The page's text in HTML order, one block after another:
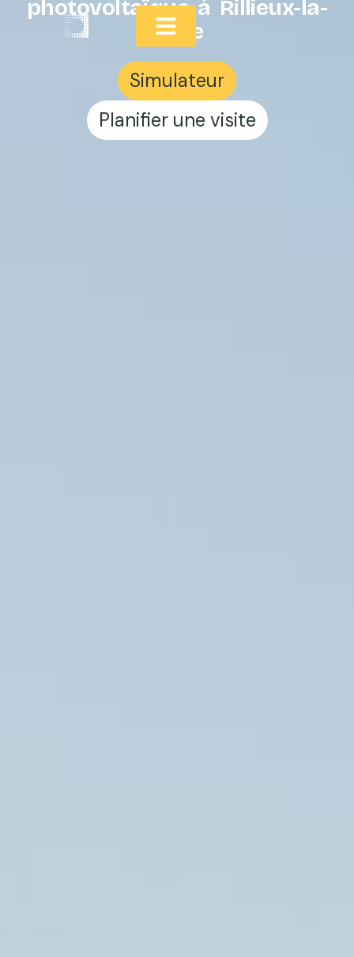
photovoltaïque à Rillieux-la-
Pape
Simulateur
Planifier une visite